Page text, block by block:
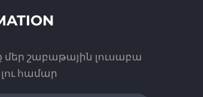
մեր շաբաթային լուսաբա
համար